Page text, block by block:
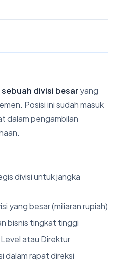
sebuah divisi besaryang
Posisi ini sudah masuk
dalam pengambilan
divisi untuk jangka
yang besar (miliaran rupiah)
bisnis tingkat tinggi
atau Direktur
dalam rapat direksi